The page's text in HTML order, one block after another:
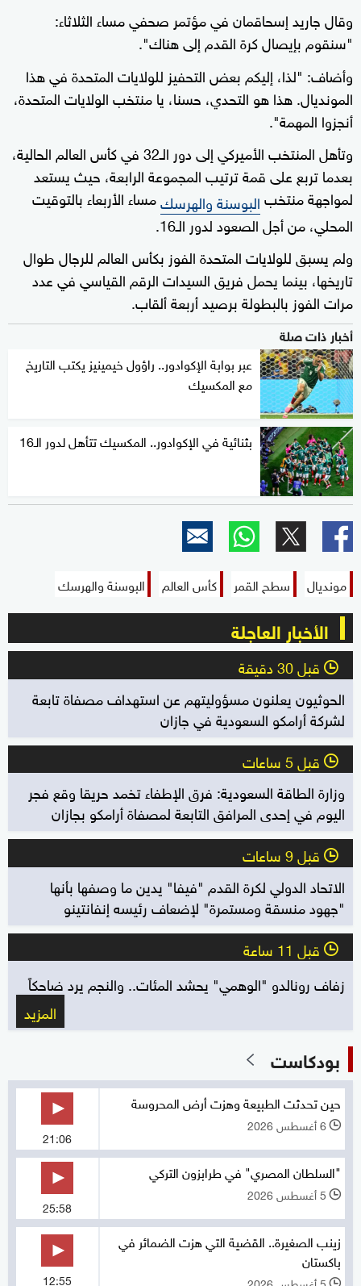
وقال جاريد إسحاقمان في مؤتمر صحفي مساء الثلاثاء:
"سنقوم بإيصال كرة القدم إلى هناك".
وأضاف: "لذا، إليكم بعض التحفيز للولايات المتحدة في هذا
المونديال. هذا هو التحدي، حسنا، يا منتخب الولايات المتحدة،
أنجزوا المهمة".
وتأهل المنتخب الأميركي إلى دور الـ32 في كأس العالم الحالية،
بعدما تربع على قمة ترتيب المجموعة الرابعة، حيث يستعد
لمواجهة منتخبالبوسنة والهرسكمساء الأربعاء بالتوقيت
المحلي، من أجل الصعود لدور الـ16.
ولم يسبق للولايات المتحدة الفوز بكأس العالم للرجال طوال
تاريخها، بينما يحمل فريق السيدات الرقم القياسي في عدد
مرات الفوز بالبطولة برصيد أربعة ألقاب.
أخبار ذات صلة
عبر بوابة الإكوادور.. راؤول خيمينيز يكتب التاريخ
مع المكسيك
بثنائية في الإكوادور.. المكسيك تتأهل لدور الـ16
مونديال سطح القمر كأس العالم البوسنة والهرسك
الأخبار العاجلة
l قبل 30 دقيقة
الحوثيون يعلنون مسؤوليتهم عن استهداف مصفاة تابعة
لشركة أرامكو السعودية في جازان
l قبل 5 ساعات
وزارة الطاقة السعودية: فرق الإطفاء تخمد حريقا وقع فجر
اليوم في إحدى المرافق التابعة لمصفاة أرامكو بجازان
l قبل 9 ساعات
الاتحاد الدولي لكرة القدم "فيفا" يدين ما وصفها بأنها
"جهود منسقة ومستمرة" لإضعاف رئيسه إنفانتينو
l قبل 11 ساعة
زفاف رونالدو "الوهمي" يحشد المئات.. والنجم يرد ضاحكاً
المزيد
بودكاست
حين تحدثت الطبيعة وهزت أرض المحروسة
l 6 أغسطس 2026
21:06
"السلطان المصري" في طرابزون التركي
l 5 أغسطس 2026
25:58
زينب الصغيرة.. القضية التي هزت الضمائر في
باكستان
l
12:55